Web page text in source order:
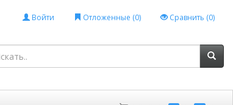
Войти Отложенные (0) Сравнить (0)